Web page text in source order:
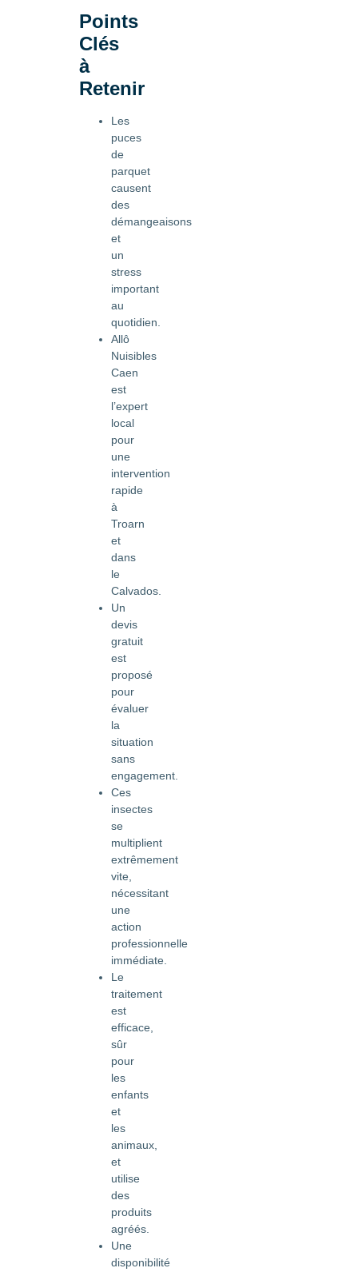
Points
Clés
à
Retenir
Les
puces
de
parquet
causent
des
démangeaisons
et
un
stress
important
au
quotidien.
Allô
Nuisibles
Caen
est
l’expert
local
pour
une
intervention
rapide
à
Troarn
et
dans
le
Calvados.
Un
devis
gratuit
est
proposé
pour
évaluer
la
situation
sans
engagement.
Ces
insectes
se
multiplient
extrêmement
vite,
nécessitant
une
action
professionnelle
immédiate.
Le
traitement
est
efficace,
sûr
pour
les
enfants
et
les
animaux,
et
utilise
des
produits
agréés.
Une
disponibilité